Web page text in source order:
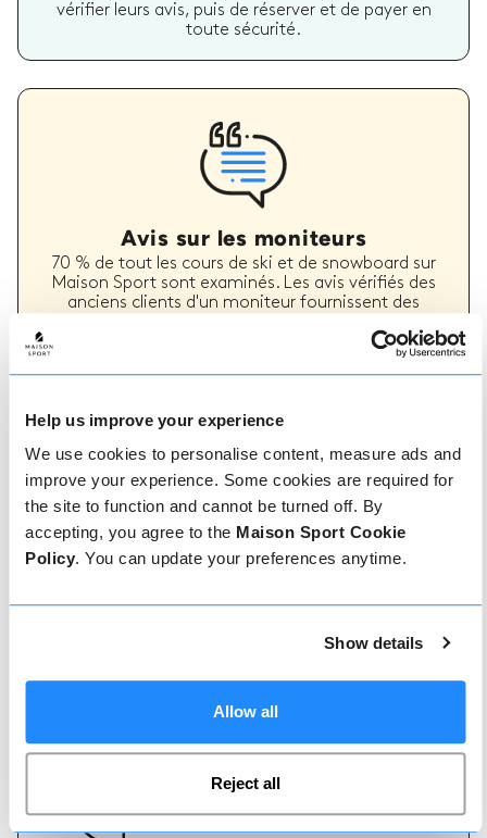
Help us improve your experience
We use cookies to personalise content, measure ads and
improve your experience. Some cookies are required for
the site to function and cannot be turned off. By
accepting, you agree to the Maison Sport Cookie
Policy. You can update your preferences anytime.
Show details
Allow all
Reject all
vérifier leurs avis, puis de réserver et de payer en
toute sécurité.
Avis sur les moniteurs
70 % de tout les cours de ski et de snowboard sur
Maison Sport sont examinés. Les avis vérifiés des
anciens clients d'un moniteur fournissent des
moniteur. Vous pouvez voir si un moniteur offre
régulièrement un service de haute qualité et les
types de cours de ski ou de snowboard qu'il a
Comment réserver
Réserver avec nous ne pourrait pas être plus
Réserver en ligne
Appelez-nous